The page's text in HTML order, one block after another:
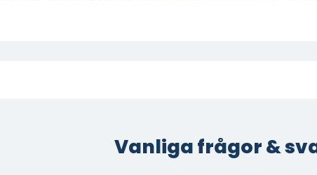
Vanliga frågor &